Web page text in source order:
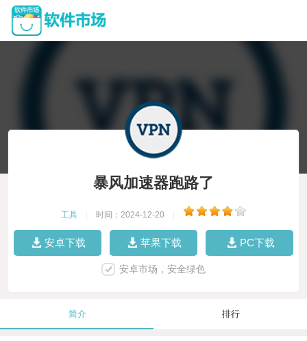
暴风加速器跑路了
工具 时间：2024-12-20
安卓下载 苹果下载 PC下载
安卓市场，安全绿色
简介 排行